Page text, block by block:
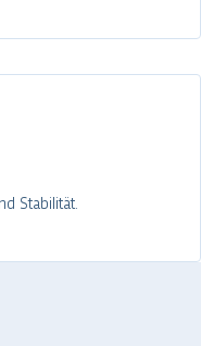
Stabilität.